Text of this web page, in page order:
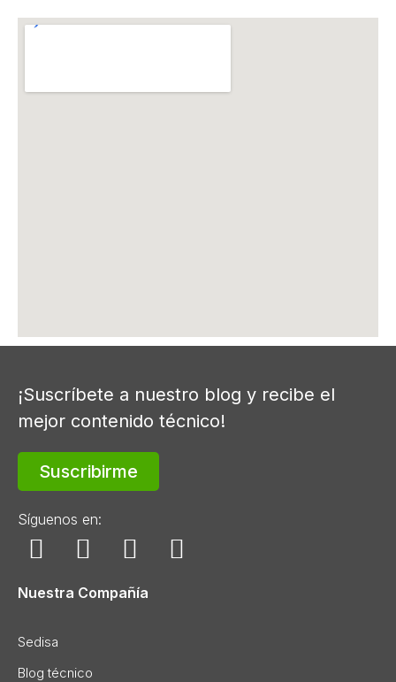
¡Suscríbete a nuestro blog y recibe el
mejor contenido técnico!
Suscribirme
Síguenos en:
Nuestra Compañía
Sedisa
Blog técnico